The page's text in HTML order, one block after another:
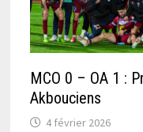
MCO 0 – OA 1 :
Akbouciens
4 février 2026